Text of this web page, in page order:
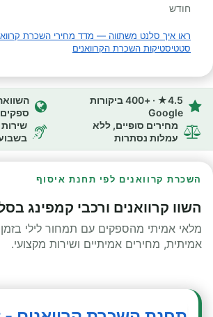
חודש
ראו איך סלנט משתווה — מדד מחירי השכרת
סטטיסטיקות השכרת הקרוואנים
4.5★ · +400 ביקורות
Google
מחירים סופיים, ללא
עמלות נסתרות
השכרת קרוואנים לפי תחנת איסוף
השוו קרוואנים ורכבי קמפינג
מלאי אמיתי מהספקים עם תמחור לילי
אמיתית, מחירים אמיתיים ושירות מקצועי.